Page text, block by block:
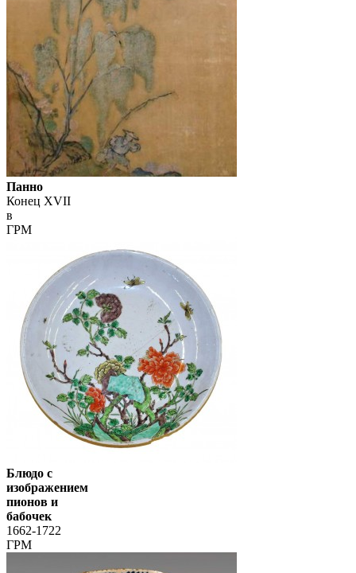
Панно
Конец XVII
в
ГРМ
Блюдо с
изображением
пионов и
бабочек
1662-1722
ГРМ